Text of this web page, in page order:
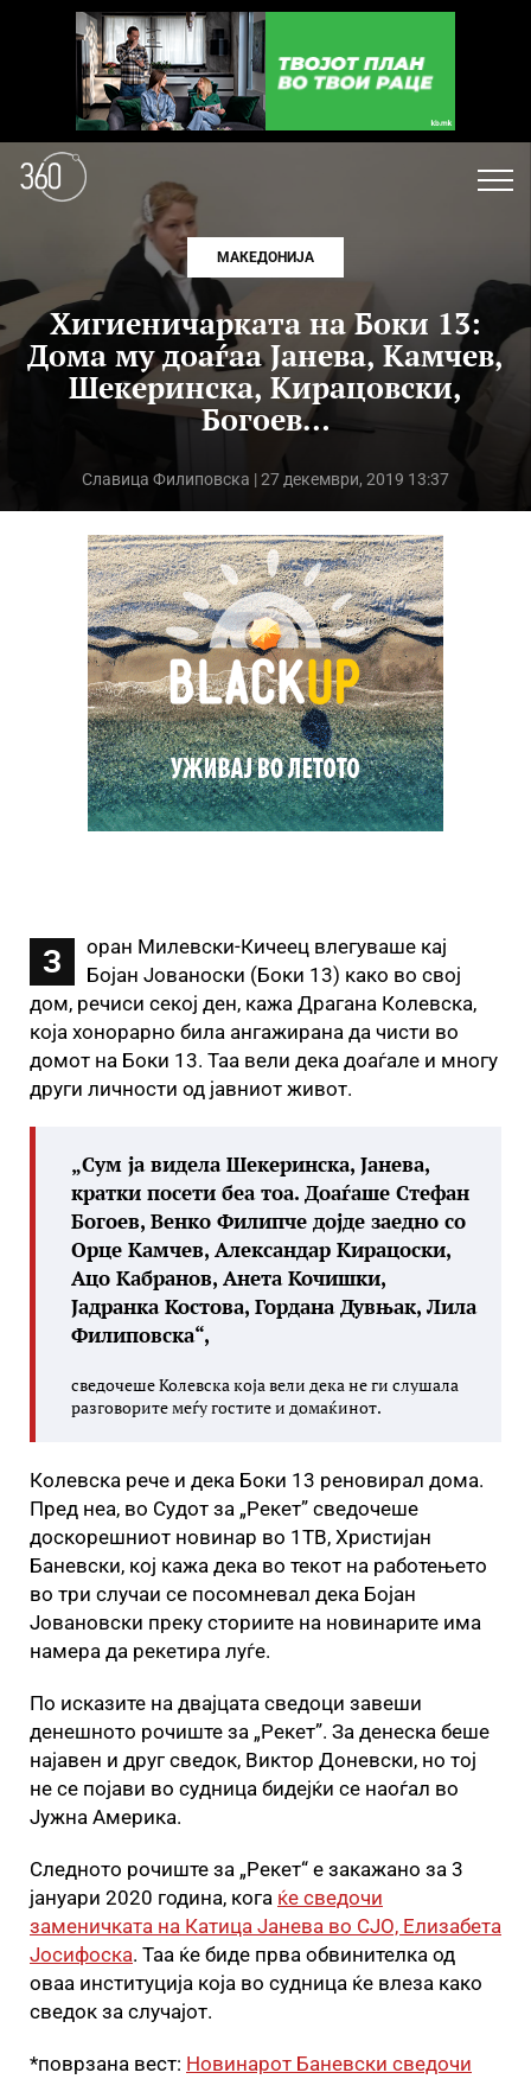
МАКЕДОНИЈА
Хигиеничарката на Боки 13:
Дома му доаѓаа Јанева, Камчев,
Шекеринска, Кирацовски,
Богоев…
Славица Филиповска | 27 декември, 2019 13:37
З
оран Милевски-Кичеец влегуваше кај
Бојан Јованоски (Боки 13) како во свој
дом, речиси секој ден, кажа Драгана Колевска,
која хонорарно била ангажирана да чисти во
домот на Боки 13. Таа вели дека доаѓале и многу
други личности од јавниот живот.
„Сум ја видела Шекеринска, Јанева,
кратки посети беа тоа. Доаѓаше Стефан
Богоев, Венко Филипче дојде заедно со
Орце Камчев, Александар Кирацоски,
Ацо Кабранов, Анета Кочишки,
Јадранка Костова, Гордана Дувњак, Лила
Филиповска“,
сведочеше Колевска која вели дека не ги слушала
разговорите меѓу гостите и домаќинот.
Колевска рече и дека Боки 13 реновирал дома.
Пред неа, во Судот за „Рекет” сведочеше
доскорешниот новинар во 1ТВ, Христијан
Баневски, кој кажа дека во текот на работењето
во три случаи се посомневал дека Бојан
Јовановски преку сториите на новинарите има
намера да рекетира луѓе.
По исказите на двајцата сведоци завеши
денешното рочиште за „Рекет”. За денеска беше
најавен и друг сведок, Виктор Доневски, но тој
не се појави во судница бидејќи се наоѓал во
Јужна Америка.
Следното рочиште за „Рекет“ е закажано за 3
јануари 2020 година, кога ќе сведочи
заменичката на Катица Јанева во СЈО, Елизабета
Јосифоска. Таа ќе биде прва обвинителка од
оваа институција која во судница ќе влеза како
сведок за случајот.
*поврзана вест: Новинарот Баневски сведочи